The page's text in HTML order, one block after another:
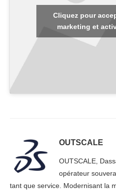
Cliquez pour
marketing et
OUTSCALE
OUTSCALE,
opérateur
tant que service. Modernisant la